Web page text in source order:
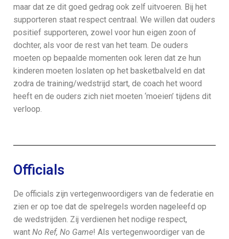
maar dat ze dit goed gedrag ook zelf uitvoeren. Bij het
supporteren staat respect centraal. We willen dat ouders
positief supporteren, zowel voor hun eigen zoon of
dochter, als voor de rest van het team. De ouders
moeten op bepaalde momenten ook leren dat ze hun
kinderen moeten loslaten op het basketbalveld en dat
zodra de training/wedstrijd start, de coach het woord
heeft en de ouders zich niet moeten ‘moeien’ tijdens dit
verloop.
Officials
De officials zijn vertegenwoordigers van de federatie en
zien er op toe dat de spelregels worden nageleefd op
de wedstrijden. Zij verdienen het nodige respect,
want No Ref, No Game! Als vertegenwoordiger van de